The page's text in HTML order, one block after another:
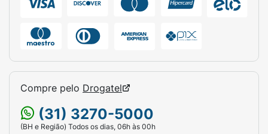
Compre pelo Drogatel
(31) 3270-5000
(BH e Região) Todos os dias, 06h às 00h